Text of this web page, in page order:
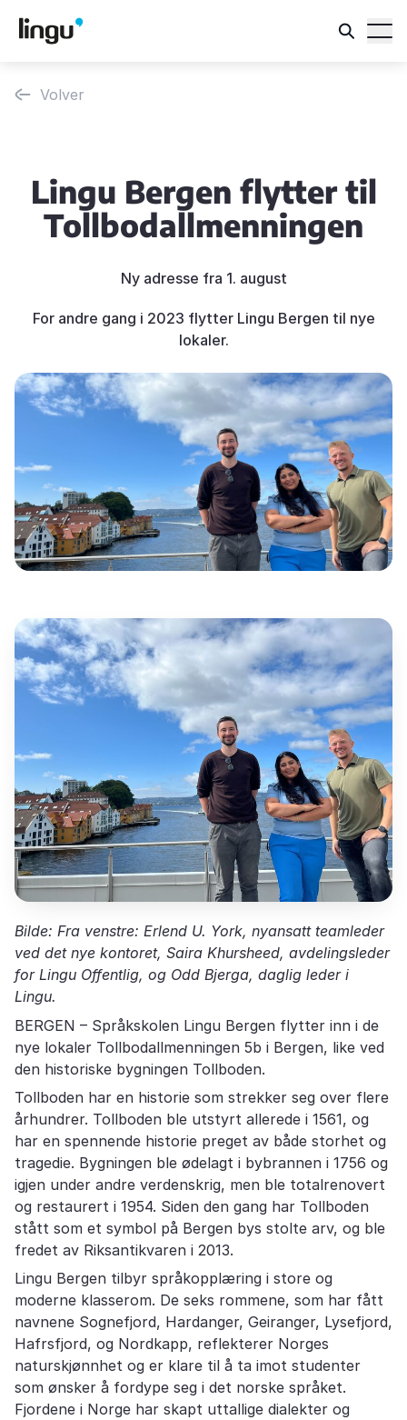
Volver
Lingu Bergen flytter til
Tollbodallmenningen
Ny adresse fra 1. august
For andre gang i 2023 flytter Lingu Bergen til nye
lokaler.
Bilde: Fra venstre: Erlend U. York, nyansatt teamleder
ved det nye kontoret, Saira Khursheed, avdelingsleder
for Lingu Offentlig, og Odd Bjerga, daglig leder i
Lingu.
BERGEN – Språkskolen Lingu Bergen flytter inn i de
nye lokaler Tollbodallmenningen 5b i Bergen, like ved
den historiske bygningen Tollboden.
Tollboden har en historie som strekker seg over flere
århundrer. Tollboden ble utstyrt allerede i 1561, og
har en spennende historie preget av både storhet og
tragedie. Bygningen ble ødelagt i bybrannen i 1756 og
igjen under andre verdenskrig, men ble totalrenovert
og restaurert i 1954. Siden den gang har Tollboden
stått som et symbol på Bergen bys stolte arv, og ble
fredet av Riksantikvaren i 2013.
Lingu Bergen tilbyr språkopplæring i store og
moderne klasserom. De seks rommene, som har fått
navnene Sognefjord, Hardanger, Geiranger, Lysefjord,
Hafrsfjord, og Nordkapp, reflekterer Norges
naturskjønnhet og er klare til å ta imot studenter
som ønsker å fordype seg i det norske språket.
Fjordene i Norge har skapt uttallige dialekter og